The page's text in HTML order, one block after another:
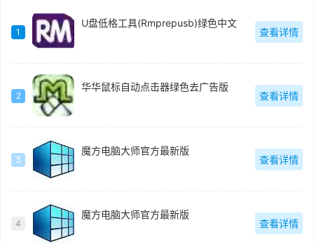
1
U盘低格工具(Rmprepusb)绿色中文
查看详情
2
华华鼠标自动点击器绿色去广告版
查看详情
3
魔方电脑大师官方最新版
查看详情
4
魔方电脑大师官方最新版
查看详情